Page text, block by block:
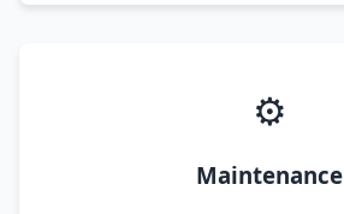
⚙️
Maintenance